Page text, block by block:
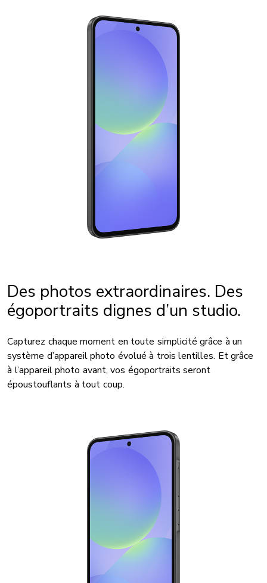
Des photos extraordinaires. Des
égoportraits dignes d’un studio.
Capturez chaque moment en toute simplicité grâce à un
système d’appareil photo évolué à trois lentilles. Et grâce
à l’appareil photo avant, vos égoportraits seront
époustouflants à tout coup.